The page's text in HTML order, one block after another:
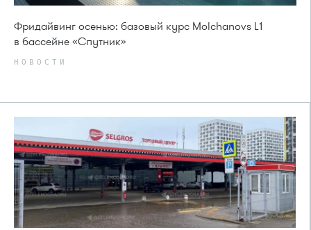
Фридайвинг осенью: базовый курс Molchanovs L1
в бассейне «Спутник»
НОВОСТИ